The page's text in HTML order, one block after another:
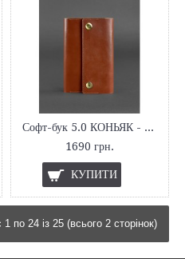
Софт-бук 5.0 КОНЬЯК - КОРИЧНЕВИЙ
1690 грн.
КУПИТИ
1 по 24 із 25 (всього 2 сторінок)